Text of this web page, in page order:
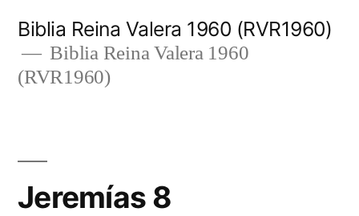
content
Biblia Reina Valera 1960 (RVR1960)
Biblia Reina Valera 1960
(RVR1960)
Jeremías 8